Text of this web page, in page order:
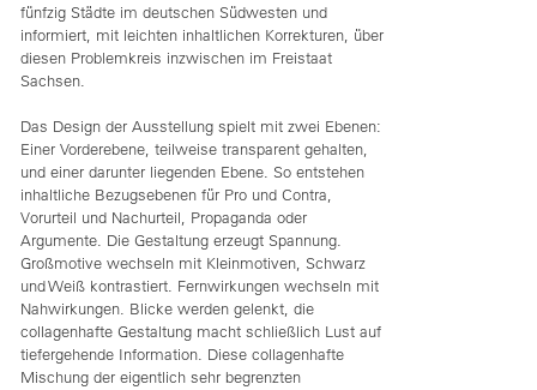
fünfzig Städte im deutschen Südwesten und
informiert, mit leichten inhaltlichen Korrekturen, über
diesen Problemkreis inzwischen im Freistaat
Sachsen.
Das Design der Ausstellung spielt mit zwei Ebenen:
Einer Vorderebene, teilweise transparent gehalten,
und einer darunter liegenden Ebene. So entstehen
inhaltliche Bezugsebenen für Pro und Contra,
Vorurteil und Nachurteil, Propaganda oder
Argumente. Die Gestaltung erzeugt Spannung.
Großmotive wechseln mit Kleinmotiven, Schwarz
und Weiß kontrastiert. Fernwirkungen wechseln mit
Nahwirkungen. Blicke werden gelenkt, die
collagenhafte Gestaltung macht schließlich Lust auf
tiefergehende Information. Diese collagenhafte
Mischung der eigentlich sehr begrenzten